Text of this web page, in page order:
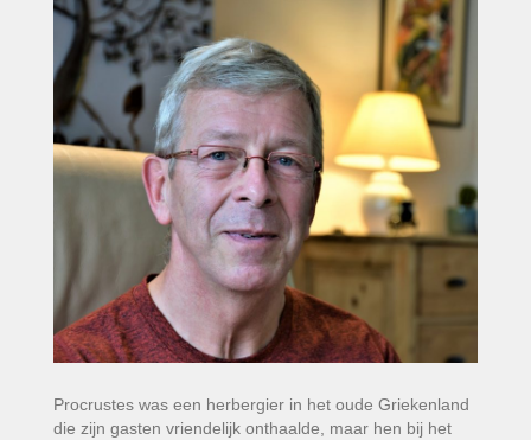
Procrustes was een herbergier in het oude Griekenland
die zijn gasten vriendelijk onthaalde, maar hen bij het